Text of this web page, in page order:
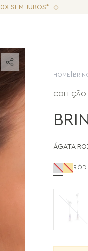
SEM JUROS*
HOME
COLEÇÃO
ÁGATA